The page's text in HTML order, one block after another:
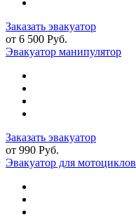
Заказать эвакуатор
от 6 500 Руб.
Эвакуатор манипулятор
Заказать эвакуатор
от 990 Руб.
Эвакуатор для мотоциклов